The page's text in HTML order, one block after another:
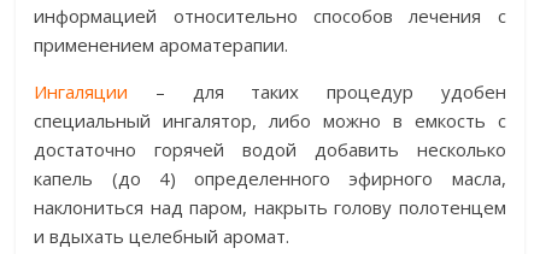
информацией относительно способов лечения с
применением ароматерапии.
Ингаляции – для таких процедур удобен
специальный ингалятор, либо можно в емкость с
достаточно горячей водой добавить несколько
капель (до 4) определенного эфирного масла,
наклониться над паром, накрыть голову полотенцем
и вдыхать целебный аромат.